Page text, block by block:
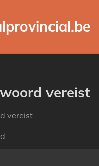
vereist
vereist